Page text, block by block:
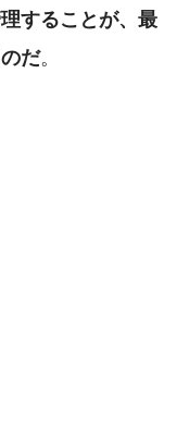
することが、最
だ。